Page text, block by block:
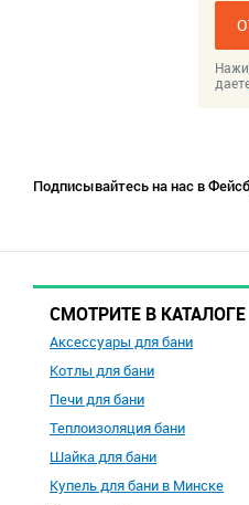
Подписывайтесь на нас в
СМОТРИТЕ В КАТАЛОГЕ
Аксессуары для бани
Котлы для бани
Печи для бани
Теплоизоляция бани
Шайка для бани
Купель для бани в Минске